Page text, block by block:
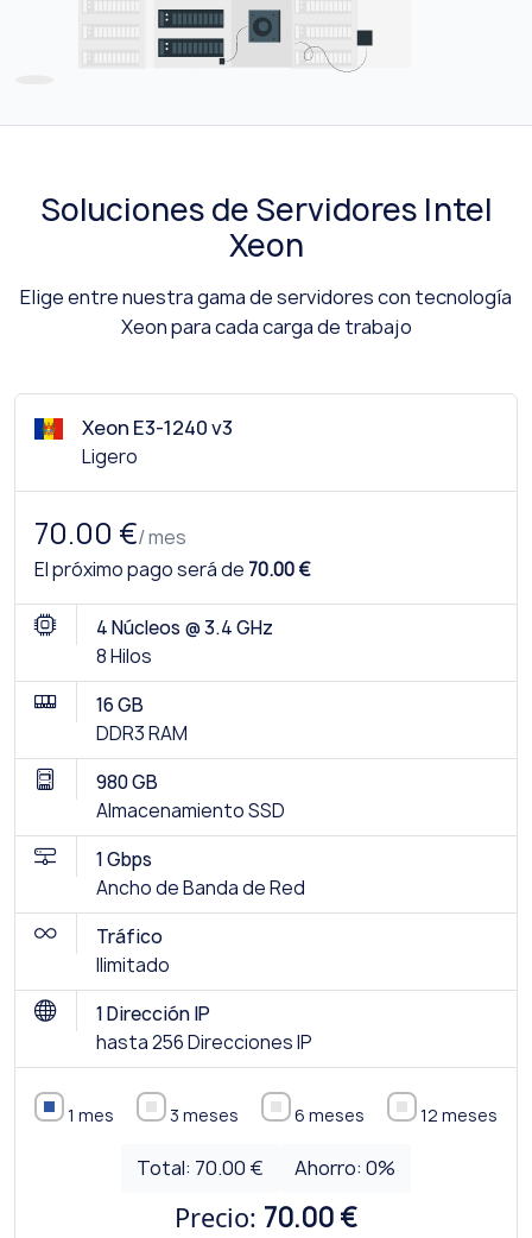
Soluciones de Servidores Intel
Xeon
Elige entre nuestra gama de servidores con tecnología
Xeon para cada carga de trabajo
Xeon E3-1240 v3
Ligero
70.00 €/ mes
El próximo pago será de 70.00 €
4 Núcleos @ 3.4 GHz
8 Hilos
16 GB
DDR3 RAM
980 GB
Almacenamiento SSD
1 Gbps
Ancho de Banda de Red
Tráfico
Ilimitado
1 Dirección IP
hasta 256 Direcciones IP
1 mes 3 meses 6 meses 12 meses
Total: 70.00 € Ahorro: 0%
Precio: 70.00 €